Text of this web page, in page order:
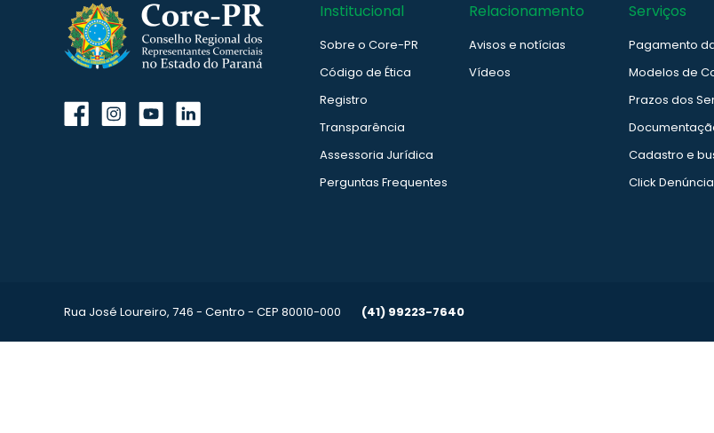
Institucional
Sobre o Core-PR
Código de Ética
Registro
Transparência
Assessoria Jurídica
Perguntas Frequentes
Relacionamento
Avisos e notícias
Vídeos
Serviços
Pagamento
Modelos de
Prazos dos
Cadastro e
Click Denúncia
Rua José Loureiro, 746 - Centro - CEP 80010-000 (41) 99223-7640